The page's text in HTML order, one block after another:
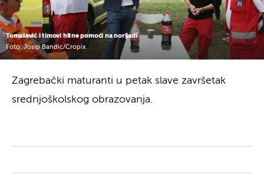
Tomašević i timovi hitne pomoći na norijadi
Foto: Josip Bandic/Cropix
Zagrebački maturanti u petak slave završetak
srednjoškolskog obrazovanja.